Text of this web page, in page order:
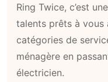
Ring Twice, c’est
talents prêts à vous
catégories de
ménagère en
électricien.